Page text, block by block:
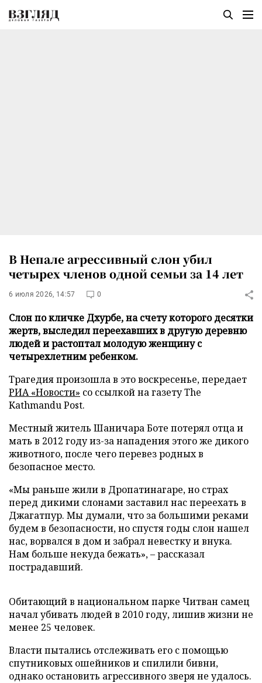
В Непале агрессивный слон убил
четырех членов одной семьи за 14 лет
6 июля 2026, 14:57 0
Слон по кличке Дхурбе, на счету которого десятки
жертв, выследил переехавших в другую деревню
людей и растоптал молодую женщину с
четырехлетним ребенком.
Трагедия произошла в это воскресенье, передает
РИА «Новости» со ссылкой на газету The
Kathmandu Post.
Местный житель Шаничара Боте потерял отца и
мать в 2012 году из-за нападения этого же дикого
животного, после чего перевез родных в
безопасное место.
«Мы раньше жили в Дропатинагаре, но страх
перед дикими слонами заставил нас переехать в
Джагатпур. Мы думали, что за большими реками
будем в безопасности, но спустя годы слон нашел
нас, ворвался в дом и забрал невестку и внука.
Нам больше некуда бежать», – рассказал
пострадавший.
Обитающий в национальном парке Читван самец
начал убивать людей в 2010 году, лишив жизни не
менее 25 человек.
Власти пытались отслеживать его с помощью
спутниковых ошейников и спилили бивни,
однако остановить агрессивного зверя не удалось.